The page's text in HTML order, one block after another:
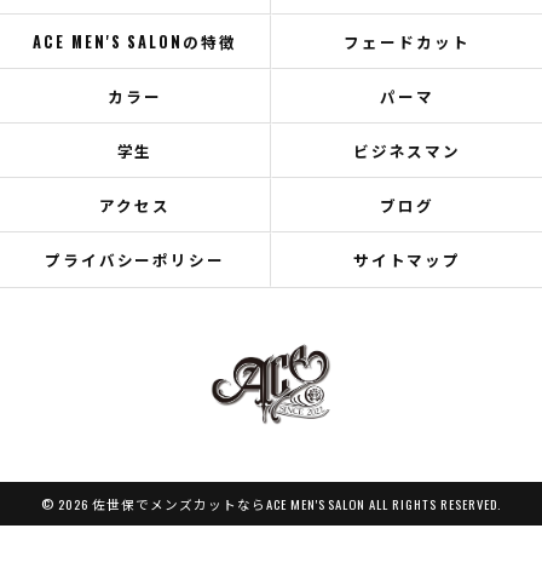
ACE MEN'S SALONの特徴 フェードカット
カラー パーマ
学生 ビジネスマン
アクセス ブログ
プライバシーポリシー サイトマップ
© 2026 佐世保でメンズカットならACE MEN'S SALON ALL RIGHTS RESERVED.